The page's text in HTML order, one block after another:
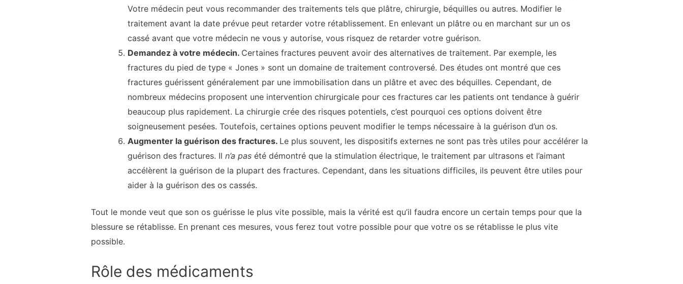
Votre médecin peut vous recommander des traitements tels que plâtre, chirurgie, béquilles ou autres. Modifier le
traitement avant la date prévue peut retarder votre rétablissement. En enlevant un plâtre ou en marchant sur un os
cassé avant que votre médecin ne vous y autorise, vous risquez de retarder votre guérison.
Demandez à votre médecin. Certaines fractures peuvent avoir des alternatives de traitement. Par exemple, les
fractures du pied de type « Jones » sont un domaine de traitement controversé. Des études ont montré que ces
fractures guérissent généralement par une immobilisation dans un plâtre et avec des béquilles. Cependant, de
nombreux médecins proposent une intervention chirurgicale pour ces fractures car les patients ont tendance à guérir
beaucoup plus rapidement. La chirurgie crée des risques potentiels, c’est pourquoi ces options doivent être
soigneusement pesées. Toutefois, certaines options peuvent modifier le temps nécessaire à la guérison d’un os.
Augmenter la guérison des fractures. Le plus souvent, les dispositifs externes ne sont pas très utiles pour accélérer la
guérison des fractures. Il n’a pasété démontré que la stimulation électrique, le traitement par ultrasons et l’aimant
accélèrent la guérison de la plupart des fractures. Cependant, dans les situations difficiles, ils peuvent être utiles pour
aider à la guérison des os cassés.
Tout le monde veut que son os guérisse le plus vite possible, mais la vérité est qu’il faudra encore un certain temps pour que la
blessure se rétablisse. En prenant ces mesures, vous ferez tout votre possible pour que votre os se rétablisse le plus vite
possible.
Rôle des médicaments